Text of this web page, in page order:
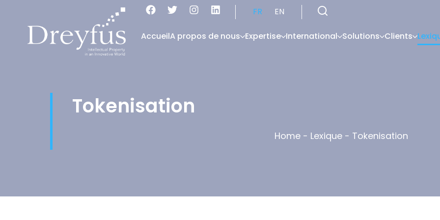
FR EN
AccueilA propos de nous Expertise International Solutions Clients
Tokenisation
Home- Lexique- Tokenisation